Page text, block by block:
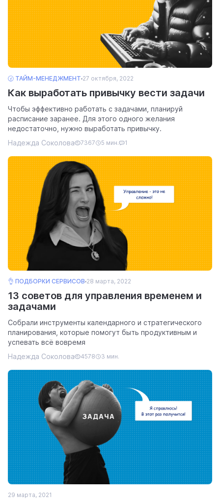
🕝 ТАЙМ-МЕНЕДЖМЕНТ 27 октября, 2022
Как выработать привычку вести задачи
Чтобы эффективно работать с задачами, планируй
расписание заранее. Для этого одного желания
недостаточно, нужно выработать привычку.
Надежда Соколова
7367 5 мин. 1
👌 ПОДБОРКИ СЕРВИСОВ 28 марта, 2022
13 советов для управления временем и
задачами
Собрали инструменты календарного и стратегического
планирования, которые помогут быть продуктивным и
успевать всё вовремя
Надежда Соколова
4578 3 мин.
29 марта, 2021